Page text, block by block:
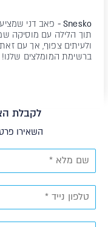
Snesko -
תוך הלילה עם מוסיקה
ולעיתים צפוף, אך עם
ברשימת המומלצים שלנו!
לקבלת
השאירו